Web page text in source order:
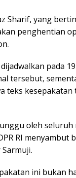
Sharif, yang
penghentian
pada
tersebut,
teks
oleh
RI
ini bukan